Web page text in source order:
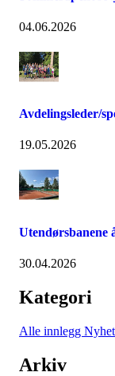
04.06.2026
Avdelingsleder/
19.05.2026
Utendørsbanene
30.04.2026
Kategori
Alle innlegg
Arkiv